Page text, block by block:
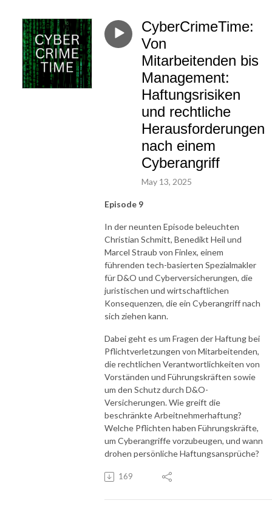
CyberCrimeTime:
Von
Mitarbeitenden bis
Management:
Haftungsrisiken
und rechtliche
Herausforderungen
nach einem
Cyberangriff
May 13, 2025
Episode 9
In der neunten Episode beleuchten
Christian Schmitt, Benedikt Heil und
Marcel Straub von Finlex, einem
führenden tech-basierten Spezialmakler
für D&O und Cyberversicherungen, die
juristischen und wirtschaftlichen
Konsequenzen, die ein Cyberangriff nach
sich ziehen kann.
Dabei geht es um Fragen der Haftung bei
Pflichtverletzungen von Mitarbeitenden,
die rechtlichen Verantwortlichkeiten von
Vorständen und Führungskräften sowie
um den Schutz durch D&O-
Versicherungen. Wie greift die
beschränkte Arbeitnehmerhaftung?
Welche Pflichten haben Führungskräfte,
um Cyberangriffe vorzubeugen, und wann
drohen persönliche Haftungsansprüche?
169